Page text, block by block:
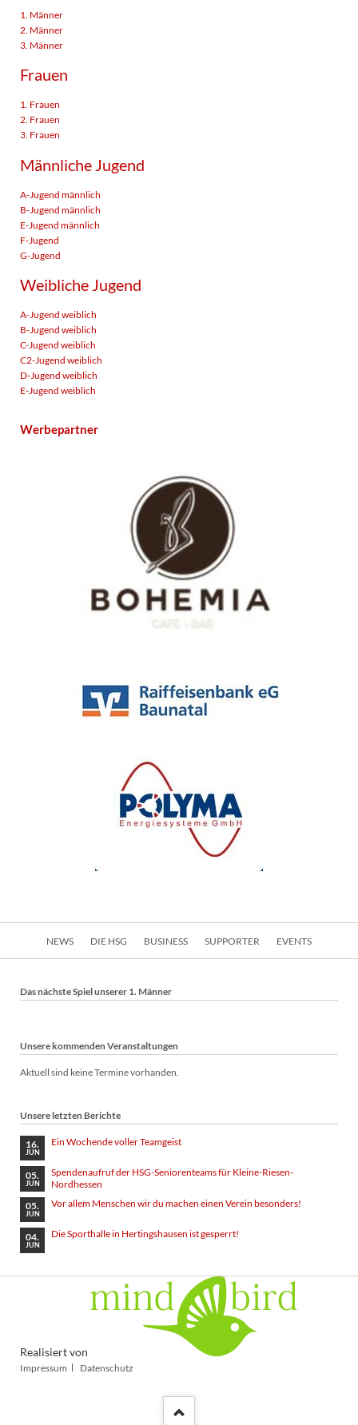
1. Männer
2. Männer
3. Männer
Frauen
1. Frauen
2. Frauen
3. Frauen
Männliche Jugend
A-Jugend männlich
B-Jugend männlich
E-Jugend männlich
F-Jugend
G-Jugend
Weibliche Jugend
A-Jugend weiblich
B-Jugend weiblich
C-Jugend weiblich
C2-Jugend weiblich
D-Jugend weiblich
E-Jugend weiblich
Werbepartner
NEWS DIE HSG BUSINESS SUPPORTER EVENTS
Das nächste Spiel unserer 1. Männer
Unsere kommenden Veranstaltungen
Aktuell sind keine Termine vorhanden.
Unsere letzten Berichte
16.
JUN
Ein Wochende voller Teamgeist
05.
JUN
Spendenaufruf der HSG-Seniorenteams für Kleine-Riesen-
Nordhessen
05.
JUN
Vor allem Menschen wir du machen einen Verein besonders!
04.
JUN
Die Sporthalle in Hertingshausen ist gesperrt!
Realisiert von
Navigation
Impressum Datenschutz